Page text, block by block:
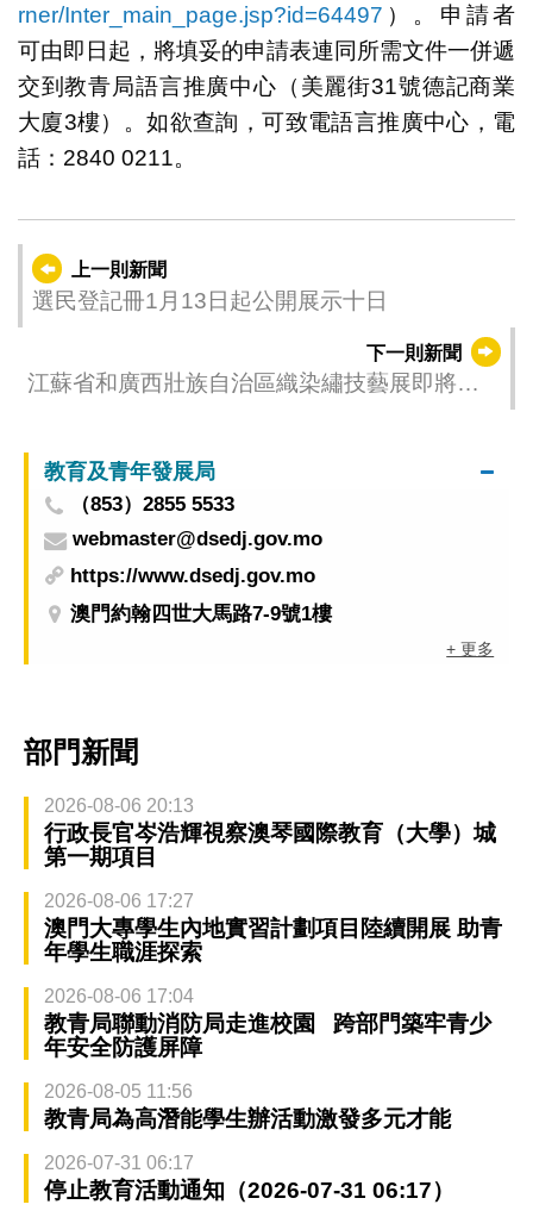
rner/Inter_main_page.jsp?id=64497 ）。申請者
可由即日起，將填妥的申請表連同所需文件一併遞
交到教青局語言推廣中心（美麗街31號德記商業
大廈3樓）。如欲查詢，可致電語言推廣中心，電
話：2840 0211。
上一則新聞
選民登記冊1月13日起公開展示十日
下一則新聞
江蘇省和廣西壯族自治區織染繡技藝展即將開
教育及青年發展局
（853）2855 5533
webmaster@dsedj.gov.mo
https://www.dsedj.gov.mo
澳門約翰四世大馬路7-9號1樓
+ 更多
部門新聞
2026-08-06 20:13
行政長官岑浩輝視察澳琴國際教育（大學）城
第一期項目
2026-08-06 17:27
澳門大專學生內地實習計劃項目陸續開展 助青
年學生職涯探索
2026-08-06 17:04
教青局聯動消防局走進校園 跨部門築牢青少
年安全防護屏障
2026-08-05 11:56
教青局為高潛能學生辦活動激發多元才能
2026-07-31 06:17
停止教育活動通知（2026-07-31 06:17）